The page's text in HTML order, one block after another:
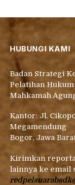
HUBUNGI KAMI
Badan Strategi
Pelatihan
Mahkamah
Kantor: Jl.
Megamendung
Bogor, Jawa
Kirimkan
lainnya ke email